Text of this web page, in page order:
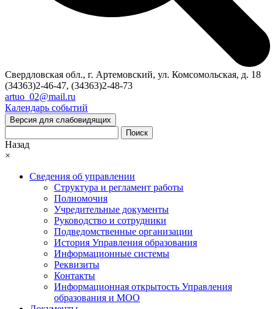
Свердловская обл., г. Артемовский, ул. Комсомольская, д. 18
(34363)2-46-47, (34363)2-48-73
artuo_02@mail.ru
Календарь событий
Версия для слабовидящих
Поиск
Назад
×
Сведения об управлении
Структура и регламент работы
Полномочия
Учредительные документы
Руководство и сотрудники
Подведомственные организации
История Управления образования
Информационные системы
Реквизиты
Контакты
Информационная открытость Управления
образования и МОО